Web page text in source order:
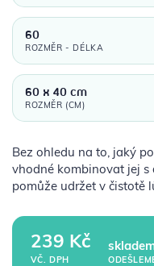
60
ROZMĚR - DÉLKA
60 x 40 cm
ROZMĚR (CM)
Bez ohledu na to, jaký
vhodné kombinovat jej s
pomůže udržet v čistotě
239 Kč
VČ. DPH